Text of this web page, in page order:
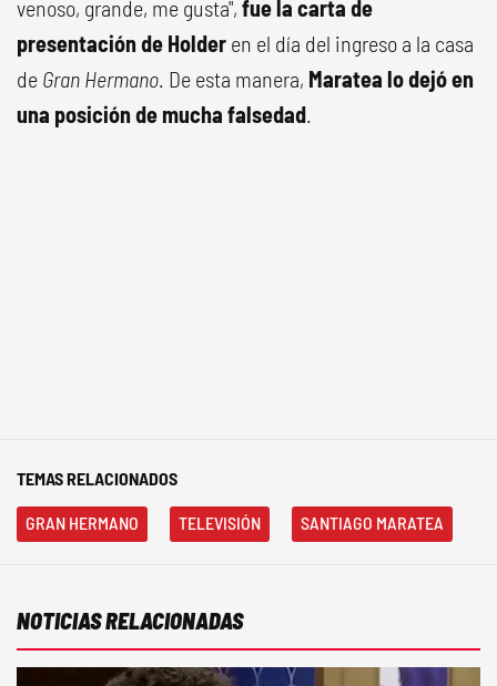
venoso, grande, me gusta", fue la carta de
presentación de Holder en el día del ingreso a la casa
de Gran Hermano. De esta manera, Maratea lo dejó en
una posición de mucha falsedad.
TEMAS RELACIONADOS
GRAN HERMANO TELEVISIÓN SANTIAGO MARATEA
NOTICIAS RELACIONADAS